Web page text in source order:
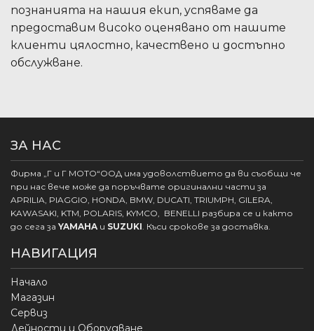
познанията на нашия екип, успяваме да
предоставим високо оценявано от нашите
клиенти цялостно, качествено и достъпно
обслужване.
ЗА НАС
Фирма „Г и Г МОТО“ООД има удоволствието да ви съобщи че
при нас вече може да поръчвате оригинални части за
APRILIA, PIAGGIO, HONDA, BMW, DUCATI, TRIUMPH, GILERA,
KAWASAKI, KTM, POLARIS, KYMCO, BENELLI разбира се и както
до сега за YAMAHA и SUZUKI. Къси срокове за доставка.
НАВИГАЦИЯ
Начало
Магазин
Сервиз
Дейности и Оборудване